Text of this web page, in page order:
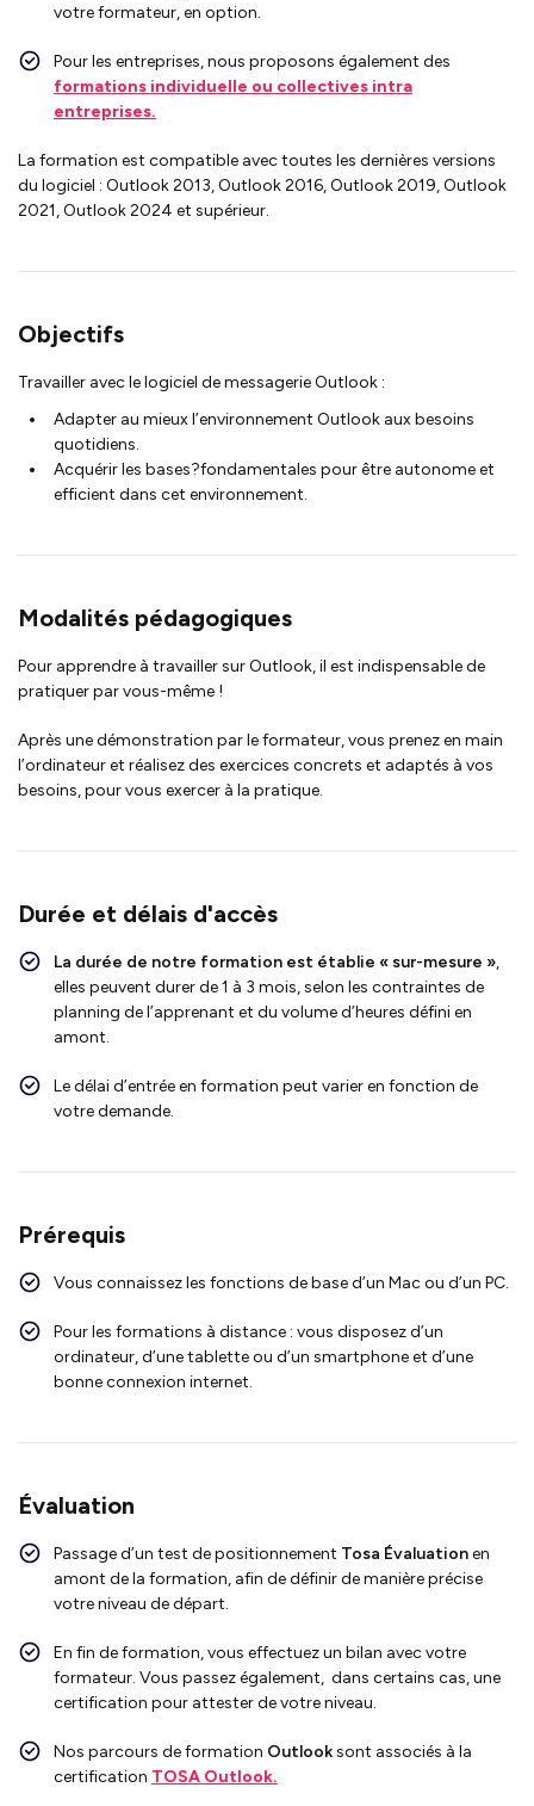
votre formateur, en option.
Pour les entreprises, nous proposons également des
formations individuelle ou collectives intra
entreprises.
La formation est compatible avec toutes les dernières versions
du logiciel : Outlook 2013, Outlook 2016, Outlook 2019, Outlook
2021, Outlook 2024 et supérieur.
Objectifs
Travailler avec le logiciel de messagerie Outlook :
Adapter au mieux l’environnement Outlook aux besoins
quotidiens.
Acquérir les bases?fondamentales pour être autonome et
efficient dans cet environnement.
Modalités pédagogiques
Pour apprendre à travailler sur Outlook, il est indispensable de
pratiquer par vous-même !
Après une démonstration par le formateur, vous prenez en main
l’ordinateur et réalisez des exercices concrets et adaptés à vos
besoins, pour vous exercer à la pratique.
Durée et délais d'accès
La durée de notre formation est établie « sur-mesure »,
elles peuvent durer de 1 à 3 mois, selon les contraintes de
planning de l’apprenant et du volume d’heures défini en
amont.
Le délai d’entrée en formation peut varier en fonction de
votre demande.
Prérequis
Vous connaissez les fonctions de base d’un Mac ou d’un PC.
Pour les formations à distance : vous disposez d’un
ordinateur, d’une tablette ou d’un smartphone et d’une
bonne connexion internet.
Évaluation
Passage d’un test de positionnement Tosa Évaluationen
amont de la formation, afin de définir de manière précise
votre niveau de départ.
En fin de formation, vous effectuez un bilan avec votre
formateur. Vous passez également, dans certains cas, une
certification pour attester de votre niveau.
Nos parcours de formation Outlooksont associés à la
certification TOSA Outlook.